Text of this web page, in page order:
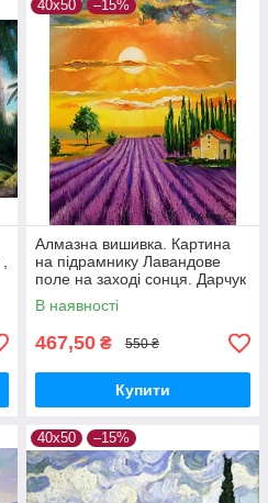
40х50 –15%
Алмазна вишивка. Картина
на підрамнику Лавандове
поле на заході сонця. Дарчук
О. , розмір 40х50см
В наявності
467,50 ₴ 550 ₴
Купити
40х50 –15%